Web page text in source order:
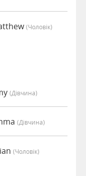
(чоловік)
(дівчина)
(дівчина)
(чоловік)